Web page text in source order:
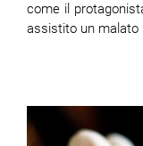
come il
assistito un malato